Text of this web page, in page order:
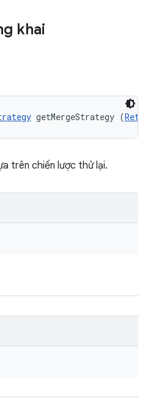
khai
getMergeStrategy (
trên chiến lược thử lại.